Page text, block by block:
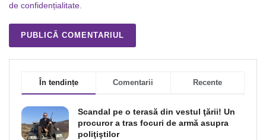
de confidențialitate.
În tendințe Comentarii Recente
Scandal pe o terasă din vestul ţării! Un
procuror a tras focuri de armă asupra
poliţiştilor